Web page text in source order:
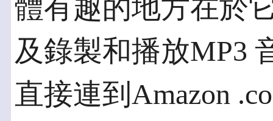
體有趣的地方在於
及錄製和播放MP3
直接連到Amazon